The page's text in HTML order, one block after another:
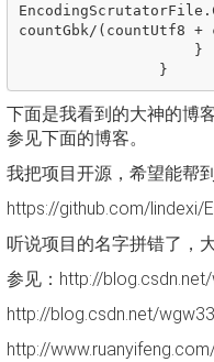
EncodingScrutatorFile .
countGbk /( countUtf8 +
}
}
下面是我看到的大神的博
参见下面的博客。
我把项目开源，希望能帮到
https://github.com/lindexi/
听说项目的名字拼错了，
参见：http://
http://blog.csdn.net/
http://